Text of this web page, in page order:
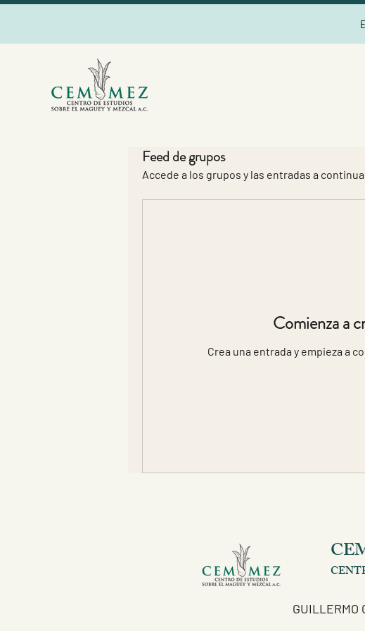
Feed de grupos
Accede a los grupos y las entradas a
Comienza a
Crea una entrada y empieza a
GUILLERMO